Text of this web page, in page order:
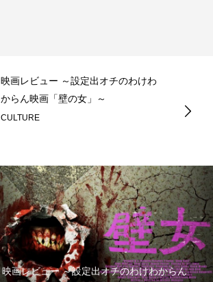
映画レビュー ～設定出オチのわけわ
からん映画「壁の女」～
CULTURE
映画レビュー ～設定出オチのわけわからん